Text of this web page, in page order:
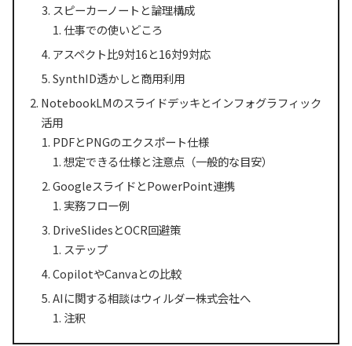
スピーカーノートと論理構成
仕事での使いどころ
アスペクト比9対16と16対9対応
SynthID透かしと商用利用
NotebookLMのスライドデッキとインフォグラフィック
活用
PDFとPNGのエクスポート仕様
想定できる仕様と注意点（一般的な目安）
GoogleスライドとPowerPoint連携
実務フロー例
DriveSlidesとOCR回避策
ステップ
CopilotやCanvaとの比較
AIに関する相談はウィルダー株式会社へ
注釈